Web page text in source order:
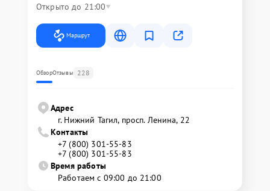
Открыто до 21:00
Маршрут
ОбзорОтзывы 228
Адрес
г. Нижний Тагил, просп. Ленина, 22
Контакты
+7 (800) 301-55-83
+7 (800) 301-55-83
Время работы
Работаем с 09:00 до 21:00